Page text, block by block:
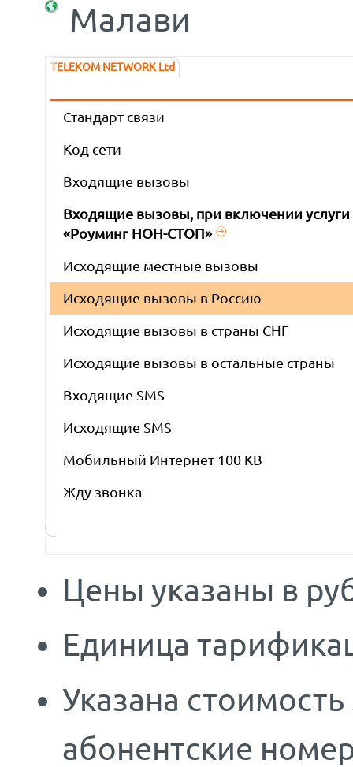
Малави
TELEKOM NETWORK Ltd
Стандарт связи
Код сети
Входящие вызовы
Входящие вызовы, при включении услуги
«Роуминг НОН-СТОП»
Исходящие местные вызовы
Исходящие вызовы в Россию
Исходящие вызовы в страны СНГ
Исходящие вызовы в остальные страны
Входящие SMS
Исходящие SMS
Мобильный Интернет 100 KB
Жду звонка
Цены указаны в
Единица
Указана
абонентские